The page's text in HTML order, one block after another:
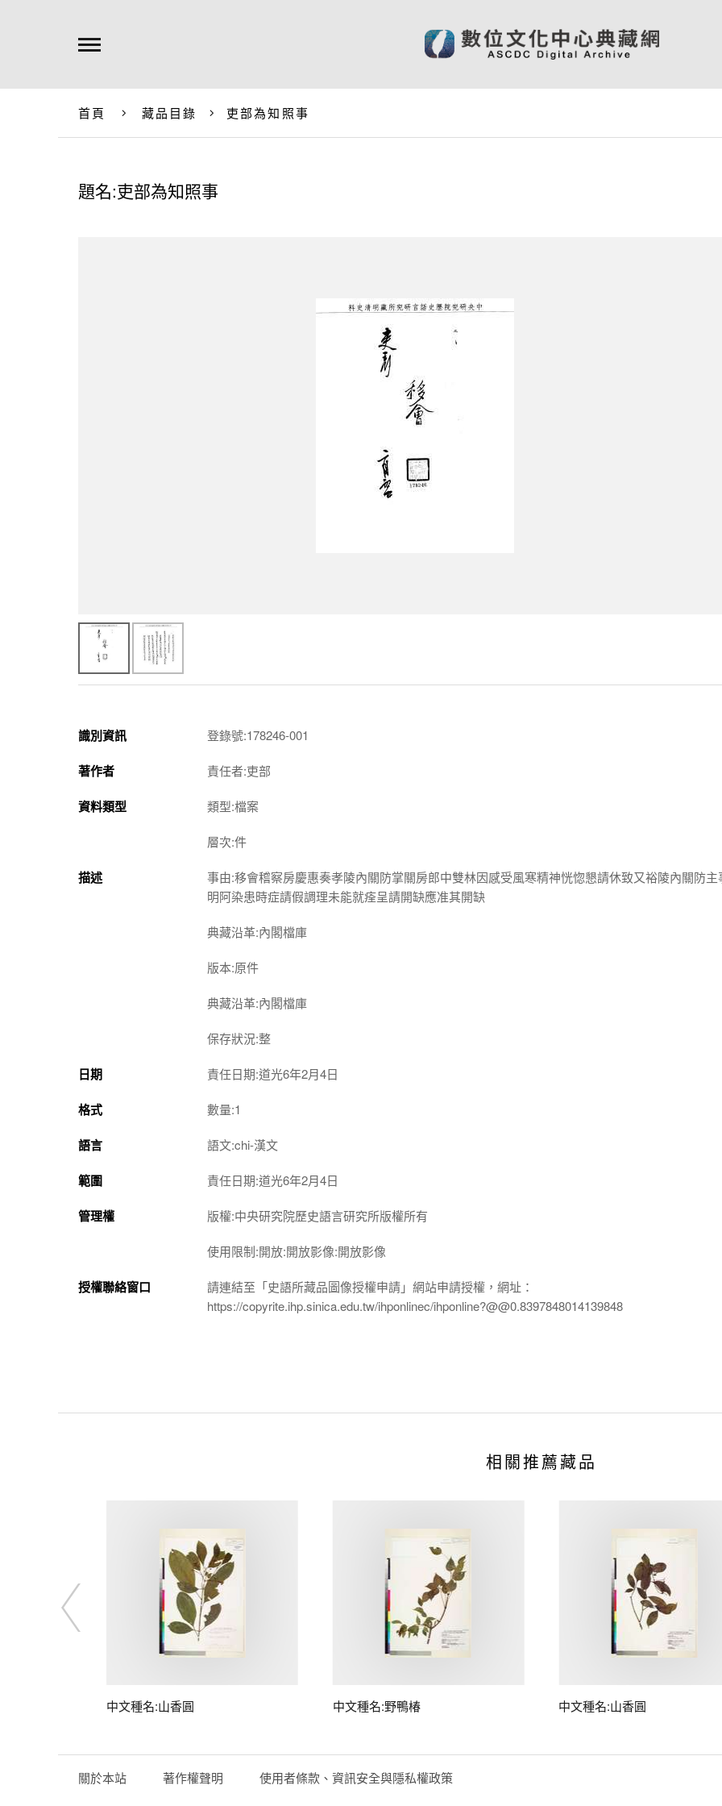
首頁 藏品目錄 吏部為知照事
題名:吏部為知照事
識別資訊 登錄號:178246-001
著作者 責任者:吏部
資料類型 類型:檔案
層次:件
描述
事由:移會稽察房慶惠奏孝陵內關防掌關房郎中雙林因感受風寒精神恍惚懇請休致又裕陵內關防主
明阿染患時症請假調理未能就痊呈請開缺應准其開缺
典藏沿革:內閣檔庫
版本:原件
典藏沿革:內閣檔庫
保存狀況:整
日期 責任日期:道光6年2月4日
格式 數量:1
語言 語文:chi-漢文
範圍 責任日期:道光6年2月4日
管理權 版權:中央研究院歷史語言研究所版權所有
使用限制:開放:開放影像:開放影像
授權聯絡窗口
請連結至「史語所藏品圖像授權申請」網站申請授權，網址：
https://copyrite.ihp.sinica.edu.tw/ihponlinec/ihponline?@@0.8397848014139848
相關推薦藏品
中文種名:山香圓 中文種名:野鴨椿 中文種名:山香圓
關於本站 著作權聲明 使用者條款、資訊安全與隱私權政策